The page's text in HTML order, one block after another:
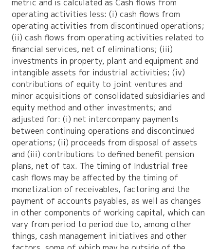
metric and is calculated as Cash flows from
operating activities less: (i) cash flows from
operating activities from discontinued operations;
(ii) cash flows from operating activities related to
financial services, net of eliminations; (iii)
investments in property, plant and equipment and
intangible assets for industrial activities; (iv)
contributions of equity to joint ventures and
minor acquisitions of consolidated subsidiaries and
equity method and other investments; and
adjusted for: (i) net intercompany payments
between continuing operations and discontinued
operations; (ii) proceeds from disposal of assets
and (iii) contributions to defined benefit pension
plans, net of tax. The timing of Industrial free
cash flows may be affected by the timing of
monetization of receivables, factoring and the
payment of accounts payables, as well as changes
in other components of working capital, which can
vary from period to period due to, among other
things, cash management initiatives and other